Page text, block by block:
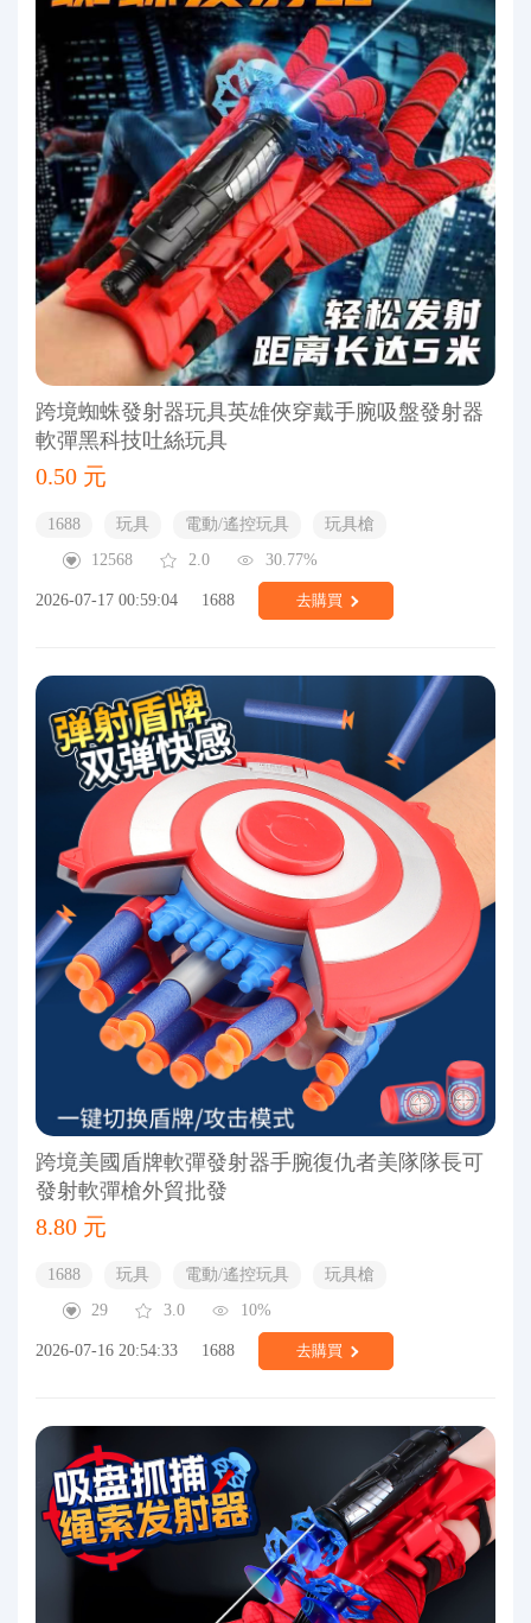
跨境蜘蛛發射器玩具英雄俠穿戴手腕吸盤發射器
軟彈黑科技吐絲玩具
0.50 元
1688 玩具 電動/遙控玩具
玩具槍
12568
2.0 30.77%
2026-07-17 00:59:04 1688 去購買
跨境美國盾牌軟彈發射器手腕復仇者美隊隊長可
發射軟彈槍外貿批發
8.80 元
1688 玩具 電動/遙控玩具
玩具槍
29
3.0 10%
2026-07-16 20:54:33 1688 去購買